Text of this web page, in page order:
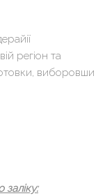
регіон та
виборовши